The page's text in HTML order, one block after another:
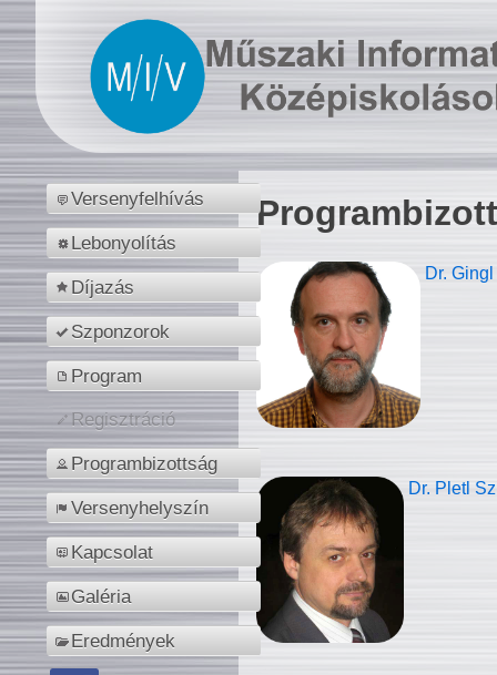
Versenyfelhívás
Lebonyolítás
Díjazás
Szponzorok
Program
Regisztráció
Programbizottság
Versenyhelyszín
Kapcsolat
Galéria
Eredmények
Dr.
Dr. Pletl